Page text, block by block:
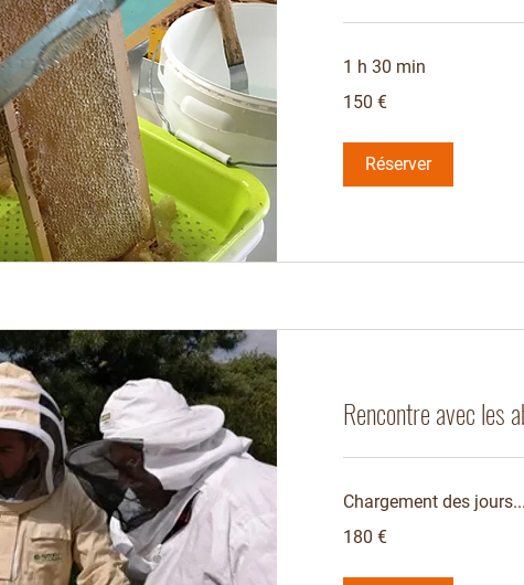
1 h 30 min
euros
150 €
Réserver
Rencontre avec les
Chargement des jours...
euros
180 €